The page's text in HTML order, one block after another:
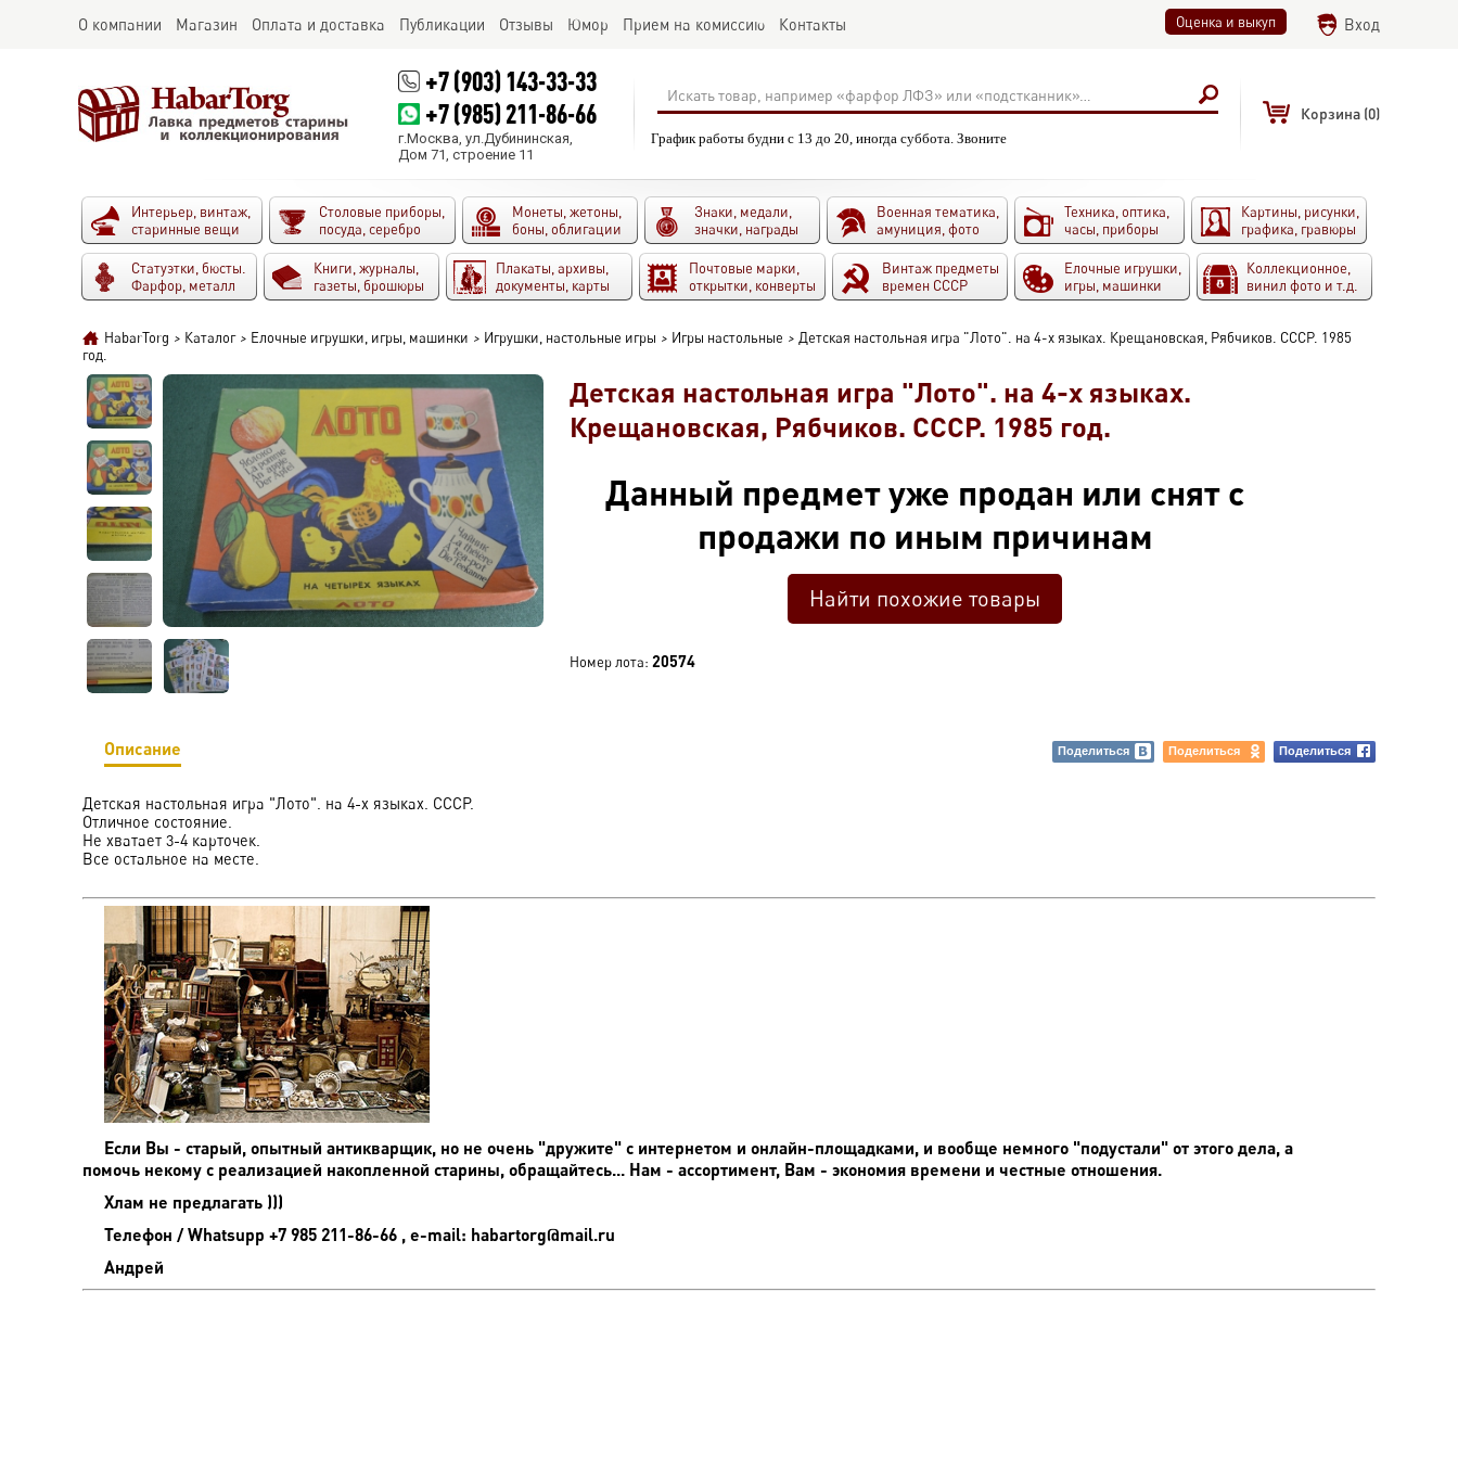
О компании Магазин Оплата и доставка Публикации Отзывы Юмор Прием на комиссию Контакты Оценка и выкуп Вход
+7 (903) 143-33-33
+7 (985) 211-86-66
г.Москва, ул.Дубининская,
Дом 71, строение 11
График работы будни с 13 до 20, иногда суббота. Звоните
Корзина (0)
Интерьер, винтаж,
старинные вещи
Столовые приборы,
посуда, серебро
Монеты, жетоны,
боны, облигации
Знаки, медали,
значки, награды
Военная тематика,
амуниция, фото
Техника, оптика,
часы, приборы
Картины, рисунки,
графика, гравюры
Статуэтки, бюсты.
Фарфор, металл
Книги, журналы,
газеты, брошюры
Плакаты, архивы,
документы, карты
Почтовые марки,
открытки, конверты
Винтаж предметы
времен СССР
Елочные игрушки,
игры, машинки
Коллекционное,
винил фото и т.д.
HabarTorg > Каталог > Елочные игрушки, игры, машинки > Игрушки, настольные игры > Игры настольные > Детская настольная игра "Лото". на 4-х языках. Крещановская, Рябчиков. СССР. 1985
год.
Детская настольная игра "Лото". на 4-х языках.
Крещановская, Рябчиков. СССР. 1985 год.
Данный предмет уже продан или снят с
продажи по иным причинам
Найти похожие товары
Номер лота:20574
Описание Поделиться Поделиться Поделиться
Детская настольная игра "Лото". на 4-х языках. СССР.
Отличное состояние.
Не хватает 3-4 карточек.
Все остальное на месте.
Если Вы - старый, опытный антикварщик, но не очень "дружите" с интернетом и онлайн-площадками, и вообще немного "подустали" от этого дела, а
помочь некому с реализацией накопленной старины, обращайтесь... Нам - ассортимент, Вам - экономия времени и честные отношения.
Хлам не предлагать )))
Телефон / Whatsupp +7 985 211-86-66 , e-mail: habartorg@mail.ru
Андрей